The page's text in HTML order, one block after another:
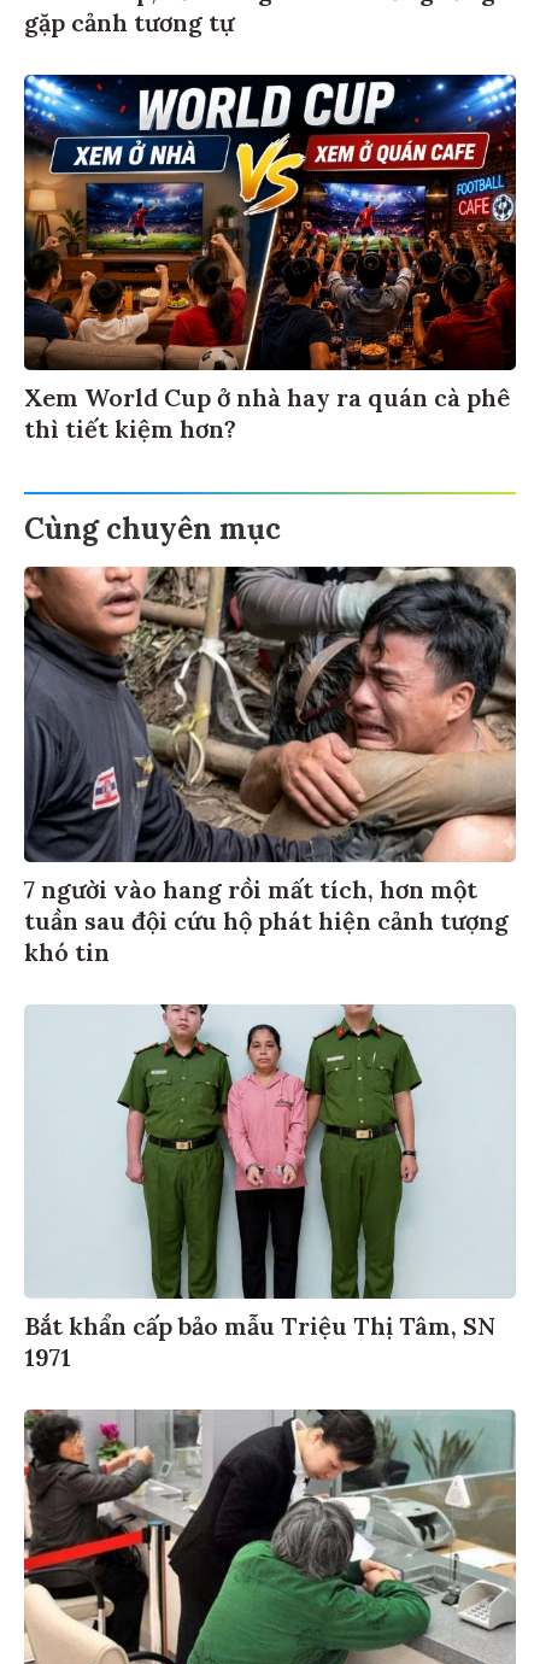
gặp cảnh tương tự
Xem World Cup ở nhà hay ra quán cà phê
thì tiết kiệm hơn?
Cùng chuyên mục
7 người vào hang rồi mất tích, hơn một
tuần sau đội cứu hộ phát hiện cảnh tượng
khó tin
Bắt khẩn cấp bảo mẫu Triệu Thị Tâm, SN
1971